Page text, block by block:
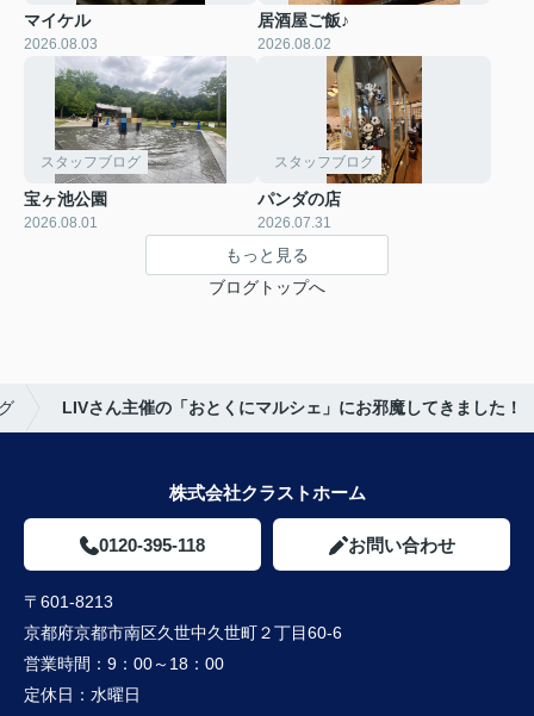
マイケル
2026.08.03
居酒屋ご飯♪
2026.08.02
スタッフブログ
宝ヶ池公園
2026.08.01
スタッフブログ
パンダの店
2026.07.31
もっと見る
ブログトップへ
LIVさん主催の「おとくにマルシェ」にお邪魔してきました！
株式会社クラストホーム
0120-395-118 お問い合わせ
〒601-8213
京都府京都市南区久世中久世町２丁目60-6
営業時間： 9：00～18：00
定休日： 水曜日